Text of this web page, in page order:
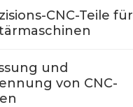
CNC-Teile für
und
von CNC-